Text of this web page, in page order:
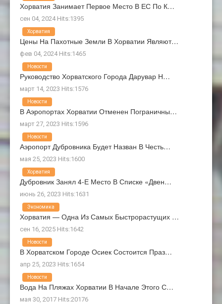
Хорватия Занимает Первое Место В ЕС По К…
сен 04, 2024 Hits:1395
Цены На Пахотные Земли В Хорватии Являют…
фев 04, 2024 Hits:1465
Хорватия
Руководство Хорватского Города Дарувар Н…
март 14, 2023 Hits:1576
Новости
В Аэропортах Хорватии Отменен Пограничны…
март 27, 2023 Hits:1596
Новости
Аэропорт Дубровника Будет Назван В Честь…
мая 25, 2023 Hits:1600
Новости
Дубровник Занял 4-Е Место В Списке «Двен…
июнь 26, 2023 Hits:1631
Хорватия
Хорватия — Одна Из Самых Быстрорастущих …
сен 16, 2025 Hits:1642
Экономика
В Хорватском Городе Осиек Состоится Праз…
апр 25, 2023 Hits:1654
Новости
Вода На Пляжах Хорватии В Начале Этого С…
мая 30, 2017 Hits:20176
Новости